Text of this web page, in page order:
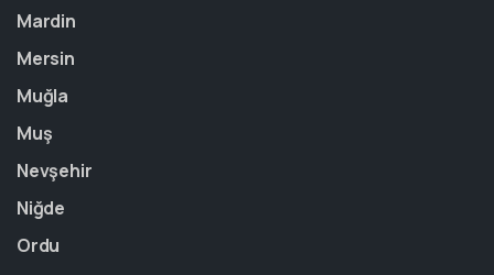
Mardin
Mersin
Muğla
Muş
Nevşehir
Niğde
Ordu